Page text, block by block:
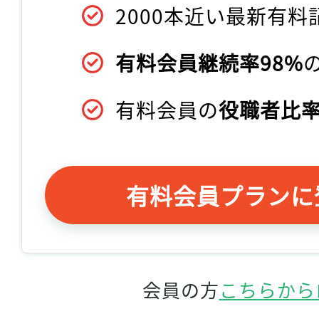
2000本近い最新有料
有料会員継続率98%
有料会員の役職者比
有料会員プラン
会員の方こちらか